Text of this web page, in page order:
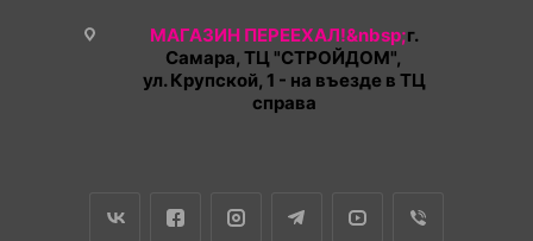
МАГАЗИН ПЕРЕЕХАЛ!&nbsp;г.
Самара, ТЦ "СТРОЙДОМ",
ул. Крупской, 1 - на въезде в ТЦ
справа